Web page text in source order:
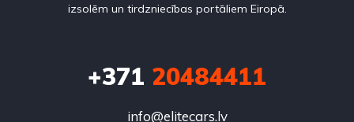
izsolēm un tirdzniecības portāliem Eiropā.
+371 20484411
info@elitecars.lv